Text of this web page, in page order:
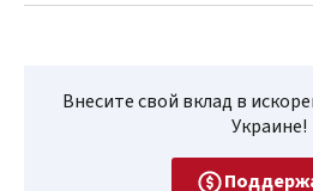
Внесите свой вклад в
Украине!